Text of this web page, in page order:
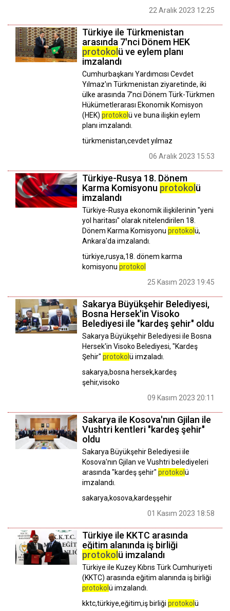
22 Aralık 2023 12:25
Türkiye ile Türkmenistan
arasında 7'nci Dönem HEK
protokol ü ve eylem planı
imzalandı
Cumhurbaşkanı Yardımcısı Cevdet
Yılmaz'ın Türkmenistan ziyaretinde, iki
ülke arasında 7'nci Dönem Türk-Türkmen
Hükümetlerarası Ekonomik Komisyon
(HEK) protokol ü ve buna ilişkin eylem
planı imzalandı.
türkmenistan,cevdet yılmaz
06 Aralık 2023 15:53
Türkiye-Rusya 18. Dönem
Karma Komisyonu protokol ü
imzalandı
Türkiye-Rusya ekonomik ilişkilerinin "yeni
yol haritası" olarak nitelendirilen 18.
Dönem Karma Komisyonu protokol ü,
Ankara'da imzalandı.
türkiye,rusya,18. dönem karma
komisyonu protokol
25 Kasım 2023 19:45
Sakarya Büyükşehir Belediyesi,
Bosna Hersek'in Visoko
Belediyesi ile "kardeş şehir" oldu
Sakarya Büyükşehir Belediyesi ile Bosna
Hersek'in Visoko Belediyesi, "Kardeş
Şehir" protokol ü imzaladı.
sakarya,bosna hersek,kardeş
şehir,visoko
09 Kasım 2023 20:11
Sakarya ile Kosova'nın Gjilan ile
Vushtri kentleri "kardeş şehir"
oldu
Sakarya Büyükşehir Belediyesi ile
Kosova'nın Gjilan ve Vushtri belediyeleri
arasında "kardeş şehir" protokol ü
imzalandı.
sakarya,kosova,kardeşşehir
01 Kasım 2023 18:58
Türkiye ile KKTC arasında
eğitim alanında iş birliği
protokolü imzalandı
Türkiye ile Kuzey Kıbrıs Türk Cumhuriyeti
(KKTC) arasında eğitim alanında iş birliği
protokol ü imzalandı.
kktc,türkiye,eğitim,iş birliği protokol ü